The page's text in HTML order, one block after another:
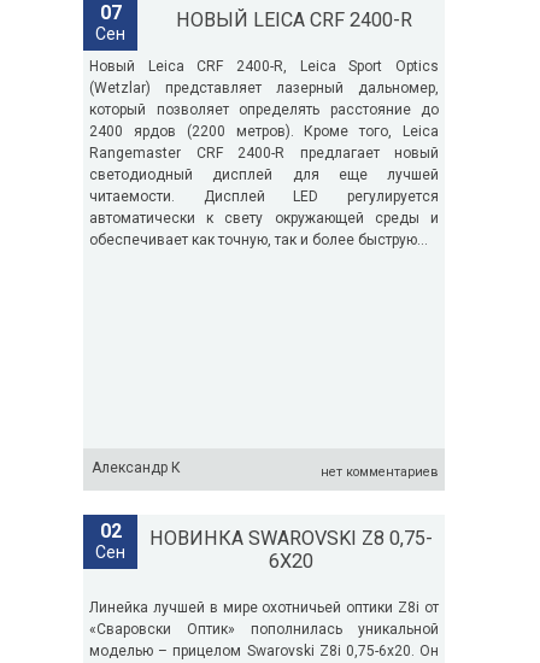
SWAROVSKI Z8 0,75-6X20
лучшей в мире охотничьей
Z8i от «Сваровски Оптик»
уникальной моделью –
Swarovski Z8i 0,75-6x20. Он...
→
LEICA GEOVID 10X42 HD-B 3000
Бинокль-дальномер Leica Geovid 10x42
HD-В 3000 (модель 2018 года) – это
высококлассный инструмент для
наблюдений, измерения дистанций и...
Читать далее→
07
Сен
​ НОВЫЙ LEICA CRF 2400-R
Новый Leica CRF 2400-R, Leica Sport Optics
(Wetzlar) представляет лазерный дальномер,
который позволяет определять расстояние до
2400 ярдов (2200 метров). Кроме того, Leica
Rangemaster CRF 2400-R предлагает новый
светодиодный дисплей для еще лучшей
читаемости. Дисплей LED регулируется
автоматически к свету окружающей среды и
обеспечивает как точную, так и более быструю...
Александр К нет комментариев
02
Сен
НОВИНКА SWAROVSKI Z8 0,75-
6X20
Линейка лучшей в мире охотничьей оптики Z8i от
«Сваровски Оптик» пополнилась уникальной
моделью – прицелом Swarovski Z8i 0,75-6x20. Он